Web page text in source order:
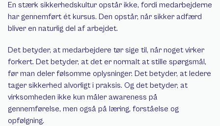
En stærk sikkerhedskultur opstår ikke, fordi medarbejderne
har gennemført ét kursus. Den opstår, når sikker adfærd
bliver en naturlig del af arbejdet.
Det betyder, at medarbejdere tør sige til, når noget virker
forkert. Det betyder, at det er normalt at stille spørgsmål,
før man deler følsomme oplysninger. Det betyder, at ledere
tager sikkerhed alvorligt i praksis. Og det betyder, at
virksomheden ikke kun måler awareness på
gennemførelse, men også på læring, forståelse og
opfølgning.